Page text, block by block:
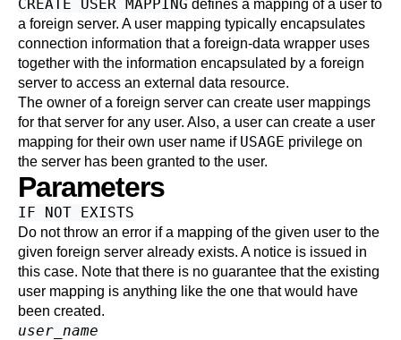
CREATE USER MAPPING defines a mapping of a user to
a foreign server. A user mapping typically encapsulates
connection information that a foreign-data wrapper uses
together with the information encapsulated by a foreign
server to access an external data resource.
The owner of a foreign server can create user mappings
for that server for any user. Also, a user can create a user
mapping for their own user name if USAGE privilege on
the server has been granted to the user.
Parameters
IF NOT EXISTS
Do not throw an error if a mapping of the given user to the
given foreign server already exists. A notice is issued in
this case. Note that there is no guarantee that the existing
user mapping is anything like the one that would have
been created.
user_name